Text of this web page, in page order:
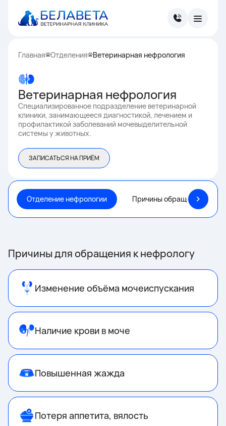
Главная Отделения Ветеринарная нефрология
Ветеринарная нефрология
Специализированное подразделение ветеринарной
клиники, занимающееся диагностикой, лечением и
профилактикой заболеваний мочевыделительной
системы у животных.
ЗАПИСАТЬСЯ НА ПРИЁМ
Отделение нефрологии Причины обращения
Причины для обращения к нефрологу
Изменение объёма мочеиспускания
Наличие крови в моче
Повышенная жажда
Потеря аппетита, вялость